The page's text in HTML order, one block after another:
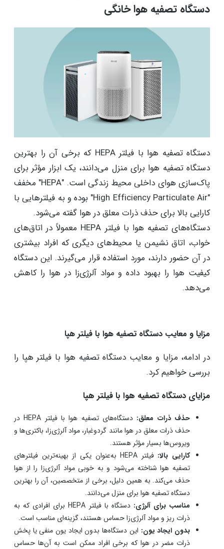
دستگاه تصفیه هوا خانگی
دستگاه تصفیه هوا با فیلتر HEPA که برخی آن را بهترین
دستگاه تصفیه هوا برای منزل می‌دانند، یک ابزار مؤثر برای
پاک‌سازی هوای داخلی محیط‌ زندگی است. "HEPA" مخفف
"High Efficiency Particulate Air" بوده و به فیلترهایی با
کارایی بالا برای حذف ذرات معلق در هوا گفته می‌شود.
دستگاه‌های تصفیه هوا با فیلتر HEPA معمولاً در اتاق‌های
خواب، اتاق نشیمن یا محیط‌های دیگری که افراد بیشتری
در آن حضور دارند، مورد استفاده قرار می‌گیرند. این دستگاه
کیفیت هوا را بهبود داده و مواد آلرژی‌زا در هوا را کاهش
می‌دهد.
مزایا و معایب دستگاه‌ تصفیه هوا با فیلتر هپا
در ادامه، مزایا و معایب دستگاه‌ تصفیه هوا با فیلتر هپا را
بررسی خواهیم کرد.
مزایای دستگاه‌ تصفیه هوا با فیلتر هپا
حذف ذرات معلق:
دستگاه‌های تصفیه هوا با فیلتر HEPA در
حذف ذرات معلق در هوا مانند گردوغبار، مواد آلرژی‌زا، باکتری‌ها و
ویروس‌ها بسیار مؤثر هستند.
کارایی بالا:
فیلتر HEPA به‌عنوان یکی از بهینه‌ترین فیلترهای
تصفیه هوا شناخته می‌شود و به خوبی مواد آلرژی‌زا را از هوا
حذف می‌کند. به همین دلیل، برخی از متخصصین، آن را بهترین
دستگاه تصفیه هوا برای منزل می‌دانند.
مناسب برای آلرژی:
دستگاه با فیلتر HEPA برای افرادی که به
ذرات ریز و مواد آلرژی‌زا حساس هستند، گزینه‌ای مناسب است.
بدون ایجاد یون:این دستگاه‌ها بدون ایجاد یون منفی یا پخش
ذرات مضر در هوا که برخی افراد ممکن است به آن‌ها حساس